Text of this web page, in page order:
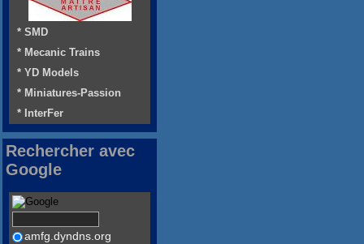
* SMD
* Mecanic Trains
* YD Models
* Miniatures-Passion
* InterFer
Rechercher avec
Google
amfg.dyndns.org